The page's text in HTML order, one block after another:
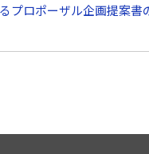
プロポーザル企画提案書